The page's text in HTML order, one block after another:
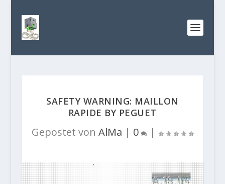
SAFETY WARNING: MAILLON
RAPIDE BY PEGUET
Gepostet von AlMa | 0 |